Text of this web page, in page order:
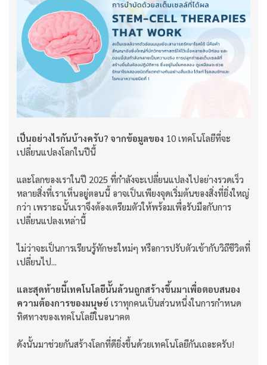
เป็นอย่างไรกันบ้างครับ? จากข้อมูลของ 10 เทคโนโลยีที่จะ
เปลี่ยนแปลงโลกในปีนี้
และโลกของเราในปี 2025 ที่กำลังจะเปลี่ยนแปลงไปอย่างรวดเร็ว
หลายสิ่งที่เราเห็นอยู่ตอนนี้ อาจเป็นเพียงจุดเริ่มต้นของสิ่งที่ยิ่งใหญ่
กว่า เพราะฉนั้นเราจึงต้องเตรียมตัวให้พร้อมเพื่อรับมือกับการ
เปลี่ยนแปลงเหล่านี้
ไม่ว่าจะเป็นการเรียนรู้ทักษะใหม่ๆ หรือการปรับตัวเข้ากับวิถีชีวิตที่
เปลี่ยนไป...
และสุดท้ายนี้เทคโนโลยีนั้นล้วนถูกสร้างขึ้นมาเพื่อตอบสนอง
ความต้องการของมนุษย์ เราทุกคนเป็นส่วนหนึ่งในการกำหนด
ทิศทางของเทคโนโลยีในอนาคต
ดังนั้นมาช่วยกันสร้างโลกที่ดียิ่งขึ้นด้วยเทคโนโลยีกันเถอะครับ!